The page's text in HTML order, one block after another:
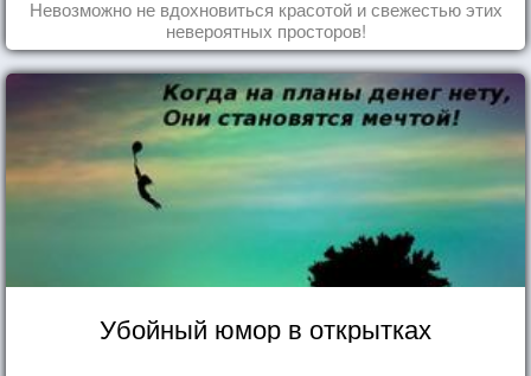
Невозможно не вдохновиться красотой и свежестью этих
невероятных просторов!
Убойный юмор в открытках